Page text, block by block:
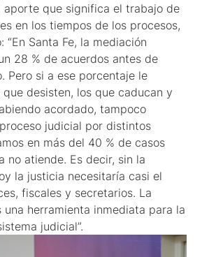
aporte que significa el trabajo de
en los tiempos de los procesos,
“En Santa Fe, la mediación
28 % de acuerdos antes de
Pero si a ese porcentaje le
que desisten, los que caducan y
acordado, tampoco
judicial por distintos
en más del 40 % de casos
no atiende. Es decir, sin la
la justicia necesitaría casi el
fiscales y secretarios. La
una herramienta inmediata para la
judicial”.